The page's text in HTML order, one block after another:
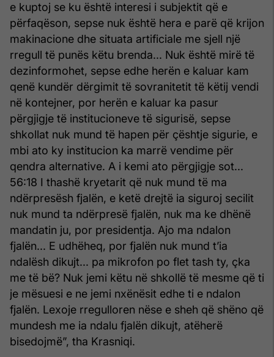
e kuptoj se ku është interesi i subjektit që e
përfaqëson, sepse nuk është hera e parë që krijon
makinacione dhe situata artificiale me sjell një
rregull të punës këtu brenda... Nuk është mirë të
dezinformohet, sepse edhe herën e kaluar kam
qenë kundër dërgimit të sovranitetit të këtij vendi
në kontejner, por herën e kaluar ka pasur
përgjigje të institucioneve të sigurisë, sepse
shkollat nuk mund të hapen për çështje sigurie, e
mbi ato ky institucion ka marrë vendime për
qendra alternative. A i kemi ato përgjigje sot...
56:18 I thashë kryetarit që nuk mund të ma
ndërpresësh fjalën, e ketë drejtë ia siguroj secilit
nuk mund ta ndërpresë fjalën, nuk ma ke dhënë
mandatin ju, por presidentja. Ajo ma ndalon
fjalën... E udhëheq, por fjalën nuk mund t’ia
ndalësh dikujt... pa mikrofon po flet tash ty, çka
me të bë? Nuk jemi këtu në shkollë të mesme që ti
je mësuesi e ne jemi nxënësit edhe ti e ndalon
fjalën. Lexoje rregulloren nëse e sheh që shëno që
mundesh me ia ndalu fjalën dikujt, atëherë
bisedojmë”, tha Krasniqi.